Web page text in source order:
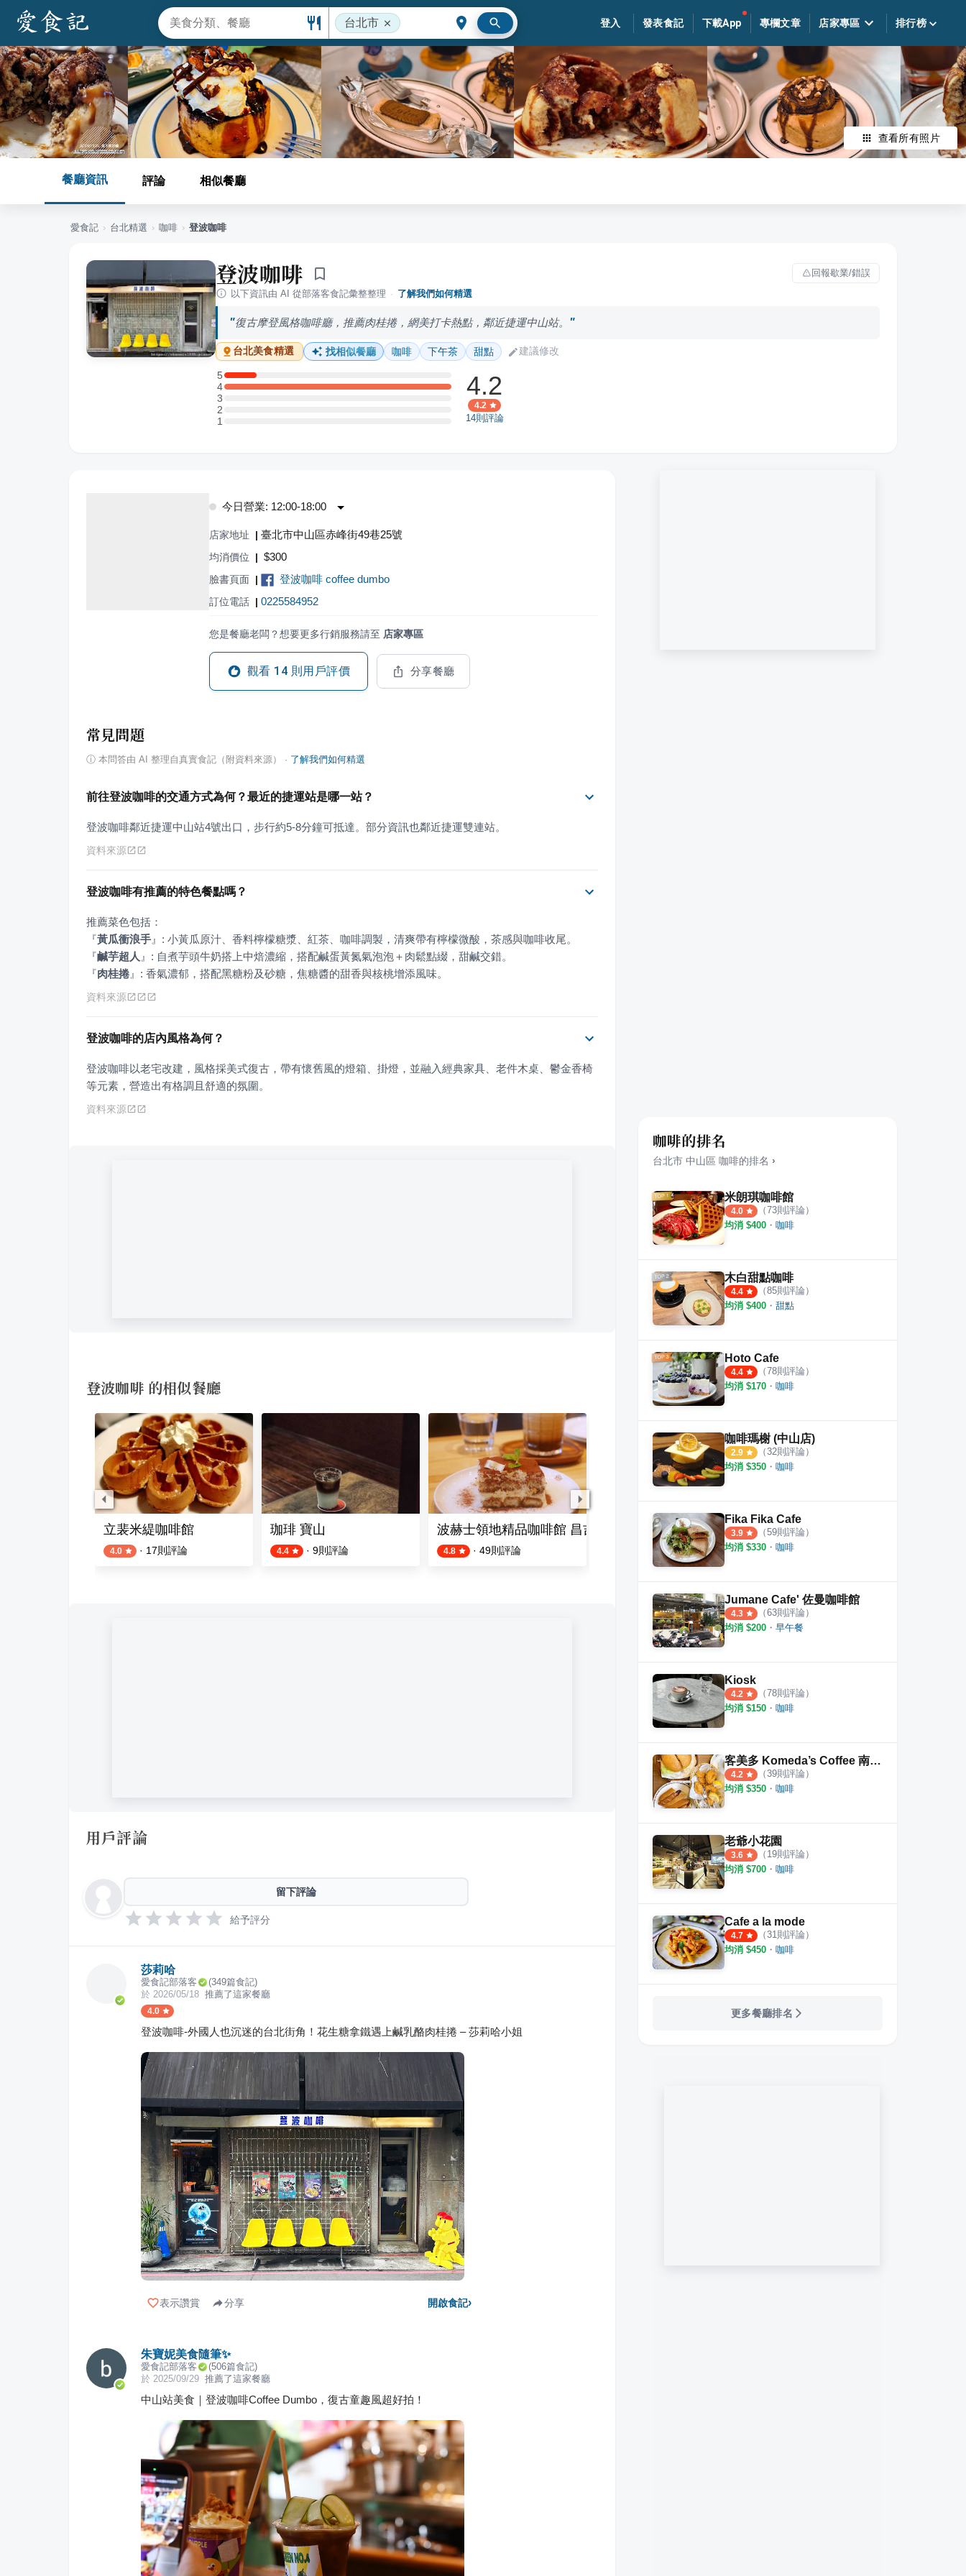
台北市 登入 發表食記 下載App 專欄文章 店家專區 排行榜
查看所有照片
餐廳資訊 評論 相似餐廳
愛食記 › 台北精選 › 咖啡 › 登波咖啡
登波咖啡
回報歇業/錯誤
以下資訊由 AI 從部落客食記彙整整理 · 了解我們如何精選
復古摩登風格咖啡廳，推薦肉桂捲，網美打卡熱點，鄰近捷運中山站。
台北美食精選 找相似餐廳 咖啡 下午茶 甜點 建議修改
5
5 星：1 則評論
4
4 星：7 則評論
3
3 星：0 則評論
2
2 星：0 則評論
11 星：0 則評論
4.2
4.2
14則評論
今日營業: 12:00-18:00
店家地址 | 臺北市中山區赤峰街49巷25號
均消價位 | $300
臉書頁面 | 登波咖啡 coffee dumbo
訂位電話 | 0225584952
您是餐廳老闆？想要更多行銷服務請至 店家專區
觀看 14 則用戶評價 分享餐廳
常見問題
ⓘ 本問答由 AI 整理自真實食記（附資料來源） · 了解我們如何精選
前往登波咖啡的交通方式為何？最近的捷運站是哪一站？
登波咖啡鄰近捷運中山站4號出口，步行約5-8分鐘可抵達。部分資訊也鄰近捷運雙連站。
資料來源
登波咖啡有推薦的特色餐點嗎？
『黃瓜衝浪手 』
『鹹芋超人 』
『肉桂捲 』 : 香氣濃郁，搭配黑糖粉及砂糖，焦糖醬的甜香與核桃增添風味。
資料來源
登波咖啡的店內風格為何？
登波咖啡以老宅改建，風格採美式復古，帶有懷舊風的燈箱、掛燈，並融入經典家具、老件木桌、鬱金香椅
等元素，營造出有格調且舒適的氛圍。
資料來源
登波咖啡 的相似餐廳
立裴米緹咖啡館
4.0 · 17則評論
珈琲 寶山
4.4 · 9則評論
波赫士領地精品咖啡館 昌吉店
4.8 · 49則評論
Miss V Bakery Cafe
103則評論
大鶴黑寶 hobo coffee place
4.5
用戶評論
留下評論
給予評分
莎莉哈
愛食記部落客 (349篇食記)
於 2026/05/18 推薦了這家餐廳
4.0
登波咖啡-外國人也沉迷的台北街角！花生糖拿鐵遇上鹹乳酪肉桂捲 – 莎莉哈小姐
表示讚賞 分享 開啟食記›
朱寶妮美食隨筆✨
愛食記部落客 (506篇食記)
於 2025/09/29 推薦了這家餐廳
中山站美食｜登波咖啡Coffee Dumbo，復古童趣風超好拍！
咖啡的排名
台北市 中山區 咖啡的排名 ›
米朗琪咖啡館
4.0 （73則評論）
均消 $400 ・ 咖啡
木白甜點咖啡
4.4 （85則評論）
均消 $400 ・ 甜點
Hoto Cafe
4.4 （78則評論）
均消 $170 ・ 咖啡
咖啡瑪榭 (中山店)
2.9 （32則評論）
均消 $350 ・ 咖啡
Fika Fika Cafe
3.9 （59則評論）
均消 $330 ・ 咖啡
Jumane Cafe' 佐曼咖啡館
4.3 （63則評論）
均消 $200 ・ 早午餐
Kiosk
4.2 （78則評論）
均消 $150 ・ 咖啡
客美多 Komeda’s Coffee 南京建國店
4.2 （39則評論）
均消 $350 ・ 咖啡
老爺小花園
3.6 （ 19則評論）
均消 $700 ・ 咖啡
Cafe a la mode
4.7 （31則評論）
均消 $450 ・ 咖啡
更多餐廳排名